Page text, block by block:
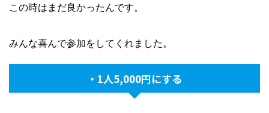
この時はまだ良かったんです。
みんな喜んで参加をしてくれました。
・1人5,000円にする